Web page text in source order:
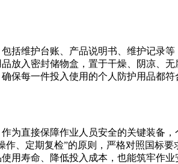
括维护台账、产品说明书、维护记录等
放入密封储物盒，置于干燥、阴凉、
保每一件投入使用的个人防护用品都符
为直接保障作业人员安全的关键装备
、定期复检”的原则，严格对照国标要
用寿命、降低投入成本，也能筑牢作